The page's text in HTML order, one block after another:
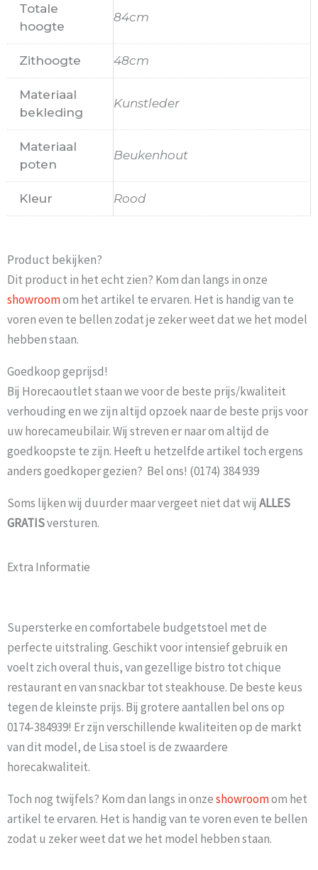
Totale
hoogte
84cm
Zithoogte 48cm
Materiaal
bekleding
Kunstleder
Materiaal
poten
Beukenhout
Kleur Rood
Product bekijken?
Dit product in het echt zien? Kom dan langs in onze
showroomom het artikel te ervaren. Het is handig van te
voren even te bellen zodat je zeker weet dat we het model
hebben staan.
Goedkoop geprijsd!
Bij Horecaoutlet staan we voor de beste prijs/kwaliteit
verhouding en we zijn altijd opzoek naar de beste prijs voor
uw horecameubilair. Wij streven er naar om altijd de
goedkoopste te zijn. Heeft u hetzelfde artikel toch ergens
anders goedkoper gezien? Bel ons! (0174) 384 939
Soms lijken wij duurder maar vergeet niet dat wij ALLES
GRATISversturen.
Extra Informatie
Supersterke en comfortabele budgetstoel met de
perfecte uitstraling. Geschikt voor intensief gebruik en
voelt zich overal thuis, van gezellige bistro tot chique
restaurant en van snackbar tot steakhouse. De beste keus
tegen de kleinste prijs. Bij grotere aantallen bel ons op
0174-384939! Er zijn verschillende kwaliteiten op de markt
van dit model, de Lisa stoel is de zwaardere
horecakwaliteit.
Toch nog twijfels? Kom dan langs in onzeshowroomom het
artikel te ervaren. Het is handig van te voren even te bellen
zodat u zeker weet dat we het model hebben staan.